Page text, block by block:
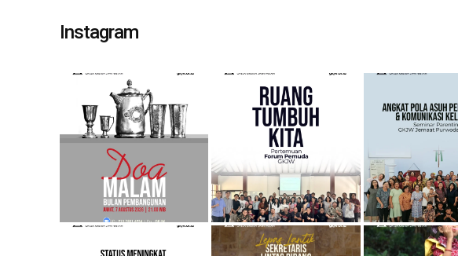
Instagram